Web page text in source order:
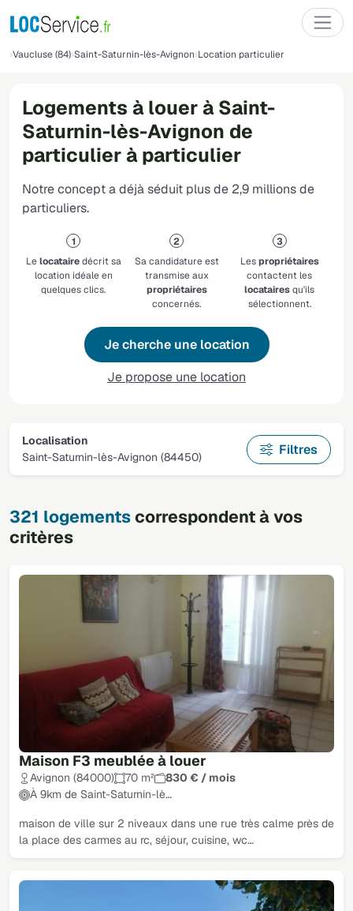
Vaucluse (84) Saint-Saturnin-lès-Avignon Location particulier
Logements à louer à Saint-
Saturnin-lès-Avignon de
particulier à particulier
Notre concept a déjà séduit plus de 2,9 millions de
particuliers.
Lelocatairedécrit sa
location idéale en
quelques clics.
Sa candidature est
transmise aux
propriétaires
concernés.
Lespropriétaires
contactent les
locatairesqu'ils
sélectionnent.
Je cherche une location
Je propose une location
Localisation
Saint-Saturnin-lès-Avignon (84450)
Filtres
321 logementscorrespondent à vos
critères
Maison F3 meublée à louer
Avignon (84000) 70 m²
830 € / mois
À 9km de Saint-Saturnin-lè…
maison de ville sur 2 niveaux dans une rue très calme près de
la place des carmes au rc, séjour, cuisine, wc…